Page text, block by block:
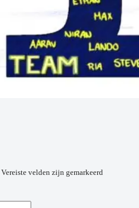
Vereiste velden zijn gemarkeerd